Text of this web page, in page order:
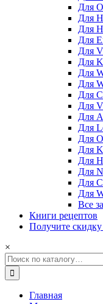
Для
Для
Для
Для
Для
Для
Для
Для
Для
Для
Для
Для
Для
Для
Для
Для
Для
Для
Все
Книги рецептов
Получите
×
Главная